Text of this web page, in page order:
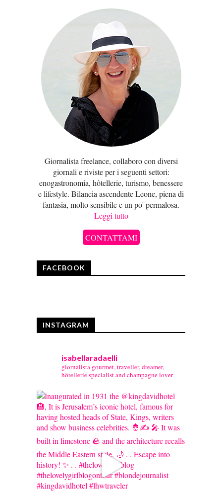
Giornalista freelance, collaboro con diversi
giornali e riviste per i seguenti settori:
enogastronomia, hôtellerie, turismo, benessere
e lifestyle. Bilancia ascendente Leone, piena di
fantasia, molto sensibile e un po' permalosa.
Leggi tutto
CONTATTAMI
FACEBOOK
INSTAGRAM
isabellaradaelli
giornalista gourmet, traveller, dreamer,
hôtellerie specialist and champagne lover